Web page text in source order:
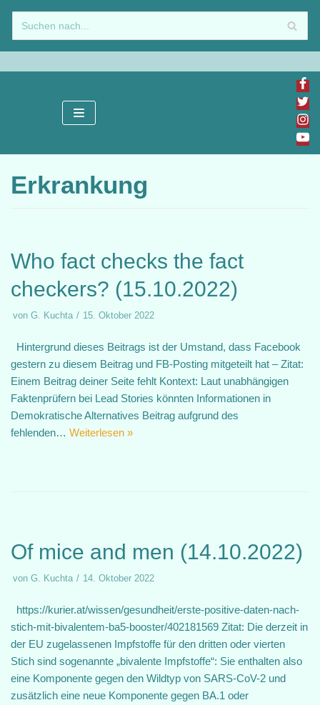
Zum
Inhalt
springen
Erkrankung
Who fact checks the fact
checkers? (15.10.2022)
von G. Kuchta 15. Oktober 2022
Hintergrund dieses Beitrags ist der Umstand, dass Facebook
gestern zu diesem Beitrag und FB-Posting mitgeteilt hat – Zitat:
Einem Beitrag deiner Seite fehlt Kontext: Laut unabhängigen
Faktenprüfern bei Lead Stories könnten Informationen in
Demokratische Alternatives Beitrag aufgrund des
fehlenden… Weiterlesen »
Of mice and men (14.10.2022)
von G. Kuchta 14. Oktober 2022
https://kurier.at/wissen/gesundheit/erste-positive-daten-nach-
stich-mit-bivalentem-ba5-booster/402181569 Zitat: Die derzeit in
der EU zugelassenen Impfstoffe für den dritten oder vierten
Stich sind sogenannte „bivalente Impfstoffe“: Sie enthalten also
eine Komponente gegen den Wildtyp von SARS-CoV-2 und
zusätzlich eine neue Komponente gegen BA.1 oder